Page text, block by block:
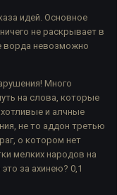
идей. Основное
не раскрывает в
ворда невозможно
Много
на слова, которые
и алчные
не то аддон третью
о котором нет
мелких народов на
за ахинею? 0,1